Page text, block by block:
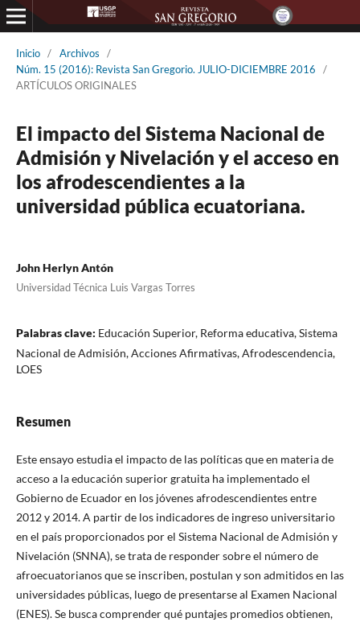
Inicio / Archivos
/
Núm. 15 (2016): Revista San Gregorio. JULIO-DICIEMBRE 2016
/
ARTÍCULOS ORIGINALES
El impacto del Sistema Nacional de
Admisión y Nivelación y el acceso en
los afrodescendientes a la
universidad pública ecuatoriana.
John Herlyn Antón
Universidad Técnica Luis Vargas Torres
Palabras clave: Educación Superior, Reforma educativa, Sistema
Nacional de Admisión, Acciones Afirmativas, Afrodescendencia,
LOES
Resumen
Este ensayo estudia el impacto de las políticas que en materia de
acceso a la educación superior gratuita ha implementado el
Gobierno de Ecuador en los jóvenes afrodescendientes entre
2012 y 2014. A partir de los indicadores de ingreso universitario
en el país proporcionados por el Sistema Nacional de Admisión y
Nivelación (SNNA), se trata de responder sobre el número de
afroecuatorianos que se inscriben, postulan y son admitidos en las
universidades públicas, luego de presentarse al Examen Nacional
(ENES). Se busca comprender qué puntajes promedios obtienen,